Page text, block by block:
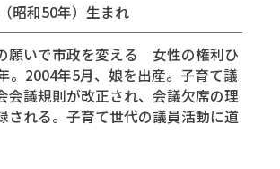
昭和50年）生まれ
願いで市政を変える 女性の権利ひ
。2004年5月、娘を出産。子育て議
会議規則が改正され、会議欠席の理
される。子育て世代の議員活動に道